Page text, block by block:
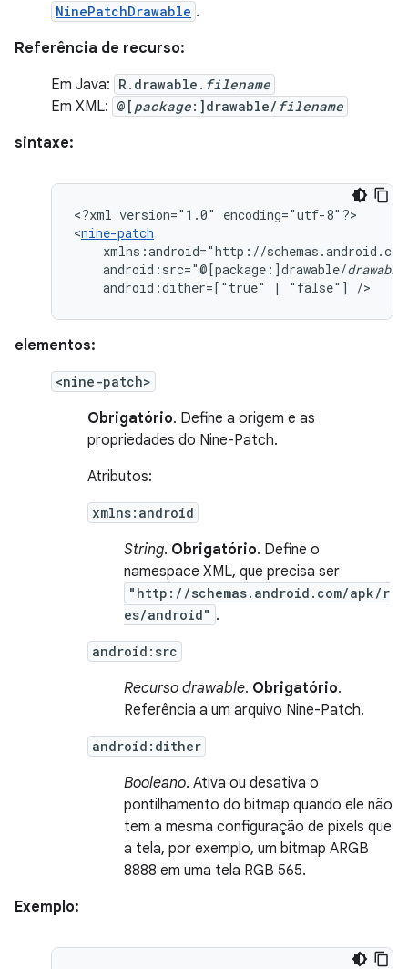
NinePatchDrawable .
Referência de recurso:
Em Java: R.drawable. filename
Em XML: @[ package:]drawable/ filename
sintaxe:
<?xml version="1.0"
encoding="utf-8"?>
<nine-patch
android:src="@[package:]drawable/
android:dither=["true"
| "false"] />
elementos:
<nine-patch>
Obrigatório. Define a origem e as
propriedades do Nine-Patch.
Atributos:
xmlns:android
String. Obrigatório. Define o
namespace XML, que precisa ser
"http://schemas.android.com/apk/r
es/android" .
android:src
Recurso drawable. Obrigatório.
Referência a um arquivo Nine-Patch.
android:dither
Booleano. Ativa ou desativa o
pontilhamento do bitmap quando ele não
tem a mesma configuração de pixels que
a tela, por exemplo, um bitmap ARGB
8888 em uma tela RGB 565.
Exemplo: